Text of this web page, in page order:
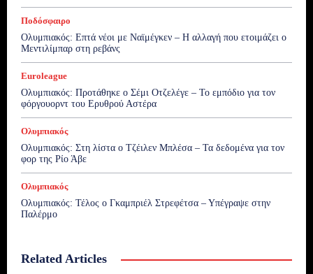
Ποδόσφαιρο
Ολυμπιακός: Επτά νέοι με Ναϊμέγκεν – Η αλλαγή που ετοιμάζει ο
Μεντιλίμπαρ στη ρεβάνς
Euroleague
Ολυμπιακός: Προτάθηκε ο Σέμι Οτζελέγε – Το εμπόδιο για τον
φόργουορντ του Ερυθρού Αστέρα
Ολυμπιακός
Ολυμπιακός: Στη λίστα ο Τζέιλεν Μπλέσα – Τα δεδομένα για τον
φορ της Ρίο Άβε
Ολυμπιακός
Ολυμπιακός: Τέλος ο Γκαμπριέλ Στρεφέτσα – Υπέγραψε στην
Παλέρμο
Related Articles